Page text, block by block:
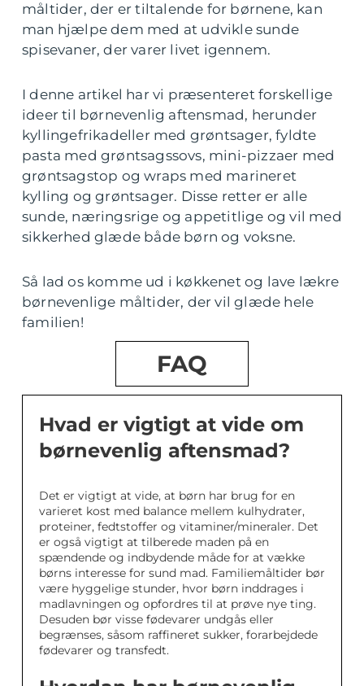
måltider, der er tiltalende for børnene, kan
man hjælpe dem med at udvikle sunde
spisevaner, der varer livet igennem.
I denne artikel har vi præsenteret forskellige
ideer til børnevenlig aftensmad, herunder
kyllingefrikadeller med grøntsager, fyldte
pasta med grøntsagssovs, mini-pizzaer med
grøntsagstop og wraps med marineret
kylling og grøntsager. Disse retter er alle
sunde, næringsrige og appetitlige og vil med
sikkerhed glæde både børn og voksne.
Så lad os komme ud i køkkenet og lave lækre
børnevenlige måltider, der vil glæde hele
familien!
FAQ
Hvad er vigtigt at vide om
børnevenlig aftensmad?
Det er vigtigt at vide, at børn har brug for en
varieret kost med balance mellem kulhydrater,
proteiner, fedtstoffer og vitaminer/mineraler. Det
er også vigtigt at tilberede maden på en
spændende og indbydende måde for at vække
børns interesse for sund mad. Familiemåltider bør
være hyggelige stunder, hvor børn inddrages i
madlavningen og opfordres til at prøve nye ting.
Desuden bør visse fødevarer undgås eller
begrænses, såsom raffineret sukker, forarbejdede
fødevarer og transfedt.